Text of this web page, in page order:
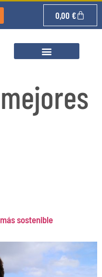
0,00 €
mejores
sostenible